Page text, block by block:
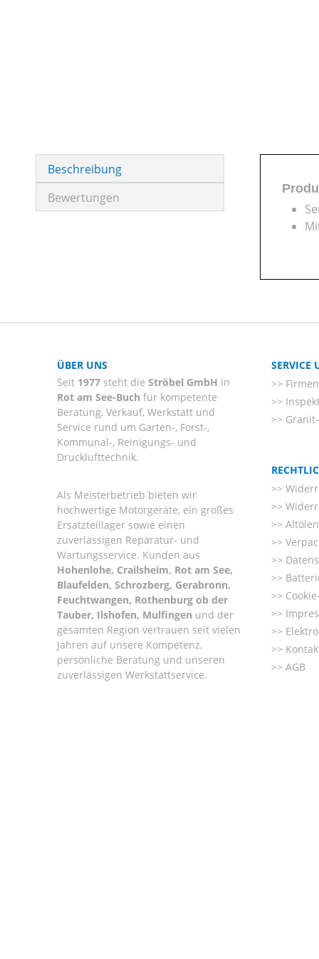
Beschreibung
Bewertungen
ÜBER UNS
Seit 1977 steht die Ströbel GmbH in
Rot am See-Buch für kompetente
Beratung, Verkauf, Werkstatt und
Service rund um Garten-, Forst-,
Kommunal-, Reinigungs- und
Drucklufttechnik.
Als Meisterbetrieb bieten wir
hochwertige Motorgeräte, ein großes
Ersatzteillager sowie einen
zuverlässigen Reparatur- und
Wartungsservice. Kunden aus
Hohenlohe, Crailsheim, Rot am See,
Blaufelden, Schrozberg, Gerabronn,
Feuchtwangen, Rothenburg ob der
Tauber, Ilshofen, Mulfingen und der
gesamten Region vertrauen seit vielen
Jahren auf unsere Kompetenz,
persönliche Beratung und unseren
zuverlässigen Werkstattservice.
SERVICE
AGB